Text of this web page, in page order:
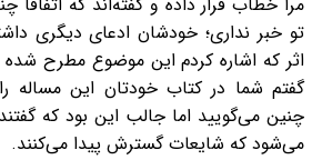
تو خبر نداری؛ خودشان ادعای دیگری
اثر که اشاره کردم این موضوع مطرح
گفتم شما در کتاب خودتان این مساله
چنین می‌گویید اما جالب این بود که
می‌شود که شایعات گسترش پیدا می‌کنند.